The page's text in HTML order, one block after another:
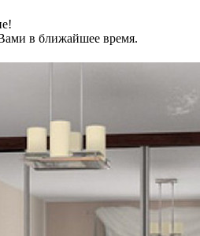
в ближайшее время.